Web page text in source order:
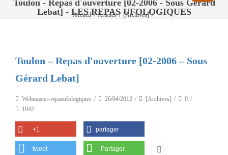
Toulon - Repas d'ouverture [02-2006 - Sous Gérard
Lebat] - LES REPAS UFOLOGIQUES
Accueil / Articles / [Archives] /
Toulon – Repas d'ouverture [02-2006 – Sous
Gérard Lebat]
Webmaster-repasufologiques 26/04/2012 [Archives]
0
1042
+1 partager
tweet Partager